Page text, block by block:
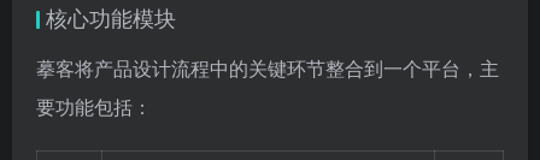
核心功能模块
摹客将产品设计流程中的关键环节整合到一个平台，主
要功能包括：